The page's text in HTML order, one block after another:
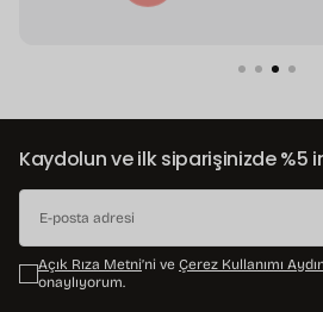
Kaydolun ve ilk siparişinizde %5
E-
POSTA
Açık Rıza Metni’ni ve Çerez Kullanımı
onaylıyorum.